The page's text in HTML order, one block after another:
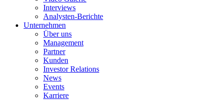
Interviews
Analysten-Berichte
Unternehmen
Über uns
Management
Partner
Kunden
Investor Relations
News
Events
Karriere